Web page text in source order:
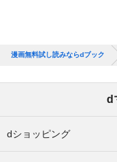
漫画無料試し読みならdブック
d
dショッピング